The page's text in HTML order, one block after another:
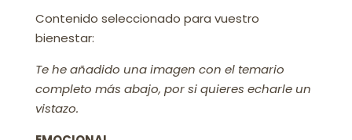
Contenido seleccionado para vuestro
bienestar:
Te he añadido una imagen con el temario
completo más abajo, por si quieres echarle un
vistazo.